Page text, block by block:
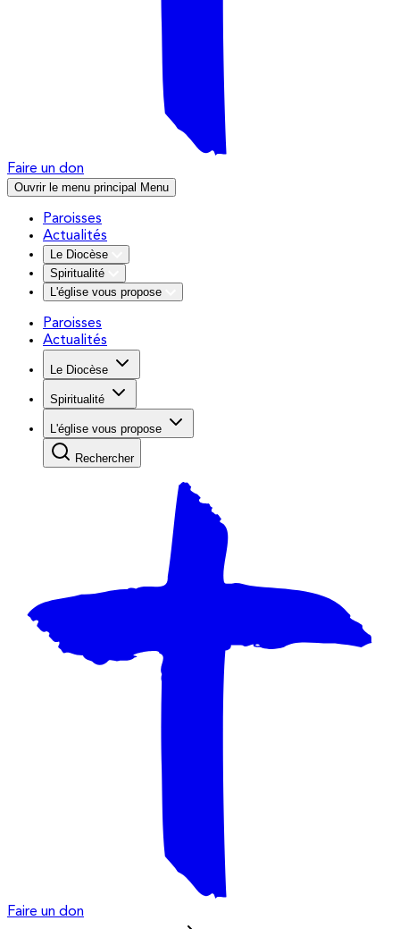
Faire un don
Ouvrir le menu principal Menu
Paroisses
Actualités
Le Diocèse
Spiritualité
L'église vous propose
Paroisses
Actualités
Le Diocèse
Spiritualité
L'église vous propose
Rechercher
Faire un don